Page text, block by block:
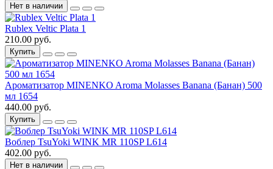
Нет в наличии
Rublex Veltic Plata 1
210.00 руб.
Купить
Ароматизатор MINENKO Aroma Molasses Banana (Банан) 500
мл 1654
440.00 руб.
Купить
Воблер TsuYoki WINK MR 110SP L614
402.00 руб.
Нет в наличии